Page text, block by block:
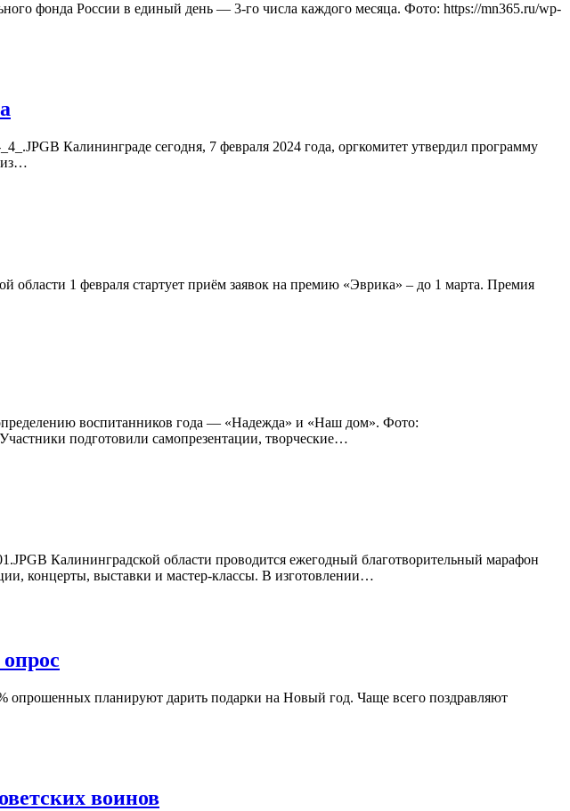
фонда России в единый день — 3-го числа каждого месяца. Фото: https://mn365.ru/wp-
Калининграде сегодня, 7 февраля 2024 года, оргкомитет утвердил программу
из…
1 февраля стартует приём заявок на премию «Эврика» – до 1 марта. Премия
воспитанников года — «Надежда» и «Наш дом». Фото:
подготовили самопрезентации, творческие…
Калининградской области проводится ежегодный благотворительный марафон
концерты, выставки и мастер-классы. В изготовлении…
опрошенных планируют дарить подарки на Новый год. Чаще всего поздравляют
воинов